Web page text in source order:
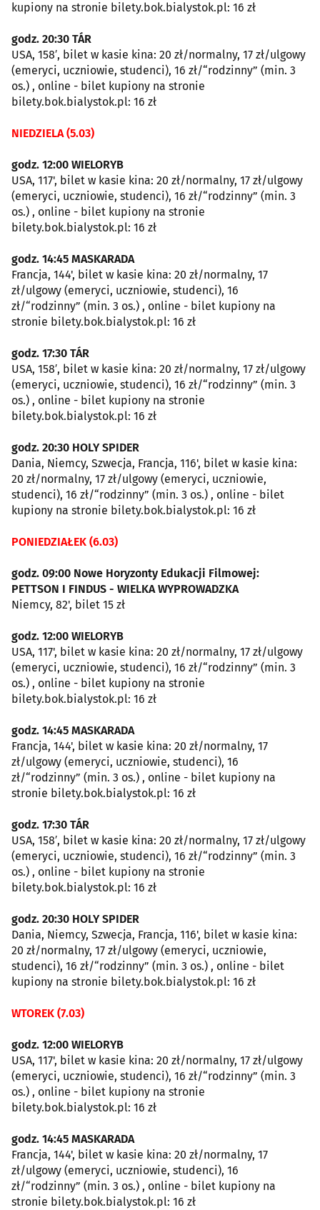
kupiony na stronie bilety.bok.bialystok.pl: 16 zł
godz. 20:30 TÁR
USA, 158′, bilet w kasie kina: 20 zł/normalny, 17 zł/ulgowy
(emeryci, uczniowie, studenci), 16 zł/“rodzinny” (min. 3
os.) , online - bilet kupiony na stronie
bilety.bok.bialystok.pl: 16 zł
NIEDZIELA (5.03)
godz. 12:00 WIELORYB
USA, 117', bilet w kasie kina: 20 zł/normalny, 17 zł/ulgowy
(emeryci, uczniowie, studenci), 16 zł/“rodzinny” (min. 3
os.) , online - bilet kupiony na stronie
bilety.bok.bialystok.pl: 16 zł
godz. 14:45 MASKARADA
Francja, 144', bilet w kasie kina: 20 zł/normalny, 17
zł/ulgowy (emeryci, uczniowie, studenci), 16
zł/“rodzinny” (min. 3 os.) , online - bilet kupiony na
stronie bilety.bok.bialystok.pl: 16 zł
godz. 17:30 TÁR
USA, 158′, bilet w kasie kina: 20 zł/normalny, 17 zł/ulgowy
(emeryci, uczniowie, studenci), 16 zł/“rodzinny” (min. 3
os.) , online - bilet kupiony na stronie
bilety.bok.bialystok.pl: 16 zł
godz. 20:30 HOLY SPIDER
Dania, Niemcy, Szwecja, Francja, 116', bilet w kasie kina:
20 zł/normalny, 17 zł/ulgowy (emeryci, uczniowie,
studenci), 16 zł/“rodzinny” (min. 3 os.) , online - bilet
kupiony na stronie bilety.bok.bialystok.pl: 16 zł
PONIEDZIAŁEK (6.03)
godz. 09:00 Nowe Horyzonty Edukacji Filmowej:
PETTSON I FINDUS - WIELKA WYPROWADZKA
Niemcy, 82', bilet 15 zł
godz. 12:00 WIELORYB
USA, 117', bilet w kasie kina: 20 zł/normalny, 17 zł/ulgowy
(emeryci, uczniowie, studenci), 16 zł/“rodzinny” (min. 3
os.) , online - bilet kupiony na stronie
bilety.bok.bialystok.pl: 16 zł
godz. 14:45 MASKARADA
Francja, 144', bilet w kasie kina: 20 zł/normalny, 17
zł/ulgowy (emeryci, uczniowie, studenci), 16
zł/“rodzinny” (min. 3 os.) , online - bilet kupiony na
stronie bilety.bok.bialystok.pl: 16 zł
godz. 17:30 TÁR
USA, 158′, bilet w kasie kina: 20 zł/normalny, 17 zł/ulgowy
(emeryci, uczniowie, studenci), 16 zł/“rodzinny” (min. 3
os.) , online - bilet kupiony na stronie
bilety.bok.bialystok.pl: 16 zł
godz. 20:30 HOLY SPIDER
Dania, Niemcy, Szwecja, Francja, 116', bilet w kasie kina:
20 zł/normalny, 17 zł/ulgowy (emeryci, uczniowie,
studenci), 16 zł/“rodzinny” (min. 3 os.) , online - bilet
kupiony na stronie bilety.bok.bialystok.pl: 16 zł
WTOREK (7.03)
godz. 12:00 WIELORYB
USA, 117', bilet w kasie kina: 20 zł/normalny, 17 zł/ulgowy
(emeryci, uczniowie, studenci), 16 zł/“rodzinny” (min. 3
os.) , online - bilet kupiony na stronie
bilety.bok.bialystok.pl: 16 zł
godz. 14:45 MASKARADA
Francja, 144', bilet w kasie kina: 20 zł/normalny, 17
zł/ulgowy (emeryci, uczniowie, studenci), 16
zł/“rodzinny” (min. 3 os.) , online - bilet kupiony na
stronie bilety.bok.bialystok.pl: 16 zł